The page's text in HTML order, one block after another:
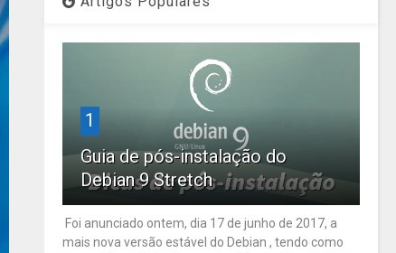
1
Guia de pós-instalação do
Debian 9 Stretch
Foi anunciado ontem, dia 17 de junho de 2017, a
mais nova versão estável do Debian , tendo como